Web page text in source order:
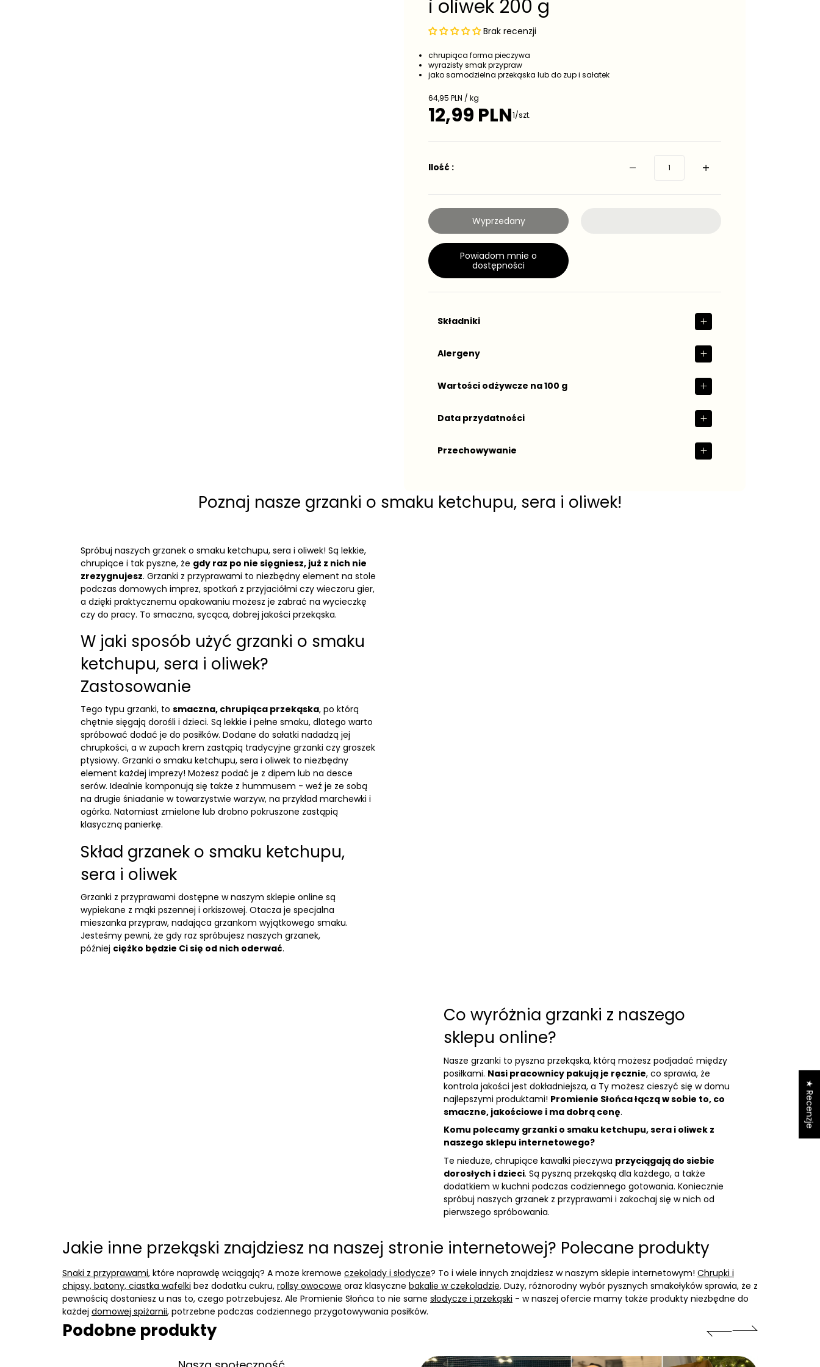
i oliwek 200 g
Brak recenzji
chrupiąca forma pieczywa
wyrazisty smak przypraw
jako samodzielna przekąska lub do zup i sałatek
C
e
n
t
o
w
a
64,95 PLN / kg
C
n
r
e
u
a
r
a
12,99 PLN1/szt.
Ilość :
Wyprzedany
Powiadom mnie o
dostępności
Składniki
Alergeny
Wartości odżywcze na 100 g
Data przydatności
Przechowywanie
Poznaj nasze grzanki o smaku ketchupu, sera i oliwek!
Spróbuj naszych grzanek o smaku ketchupu, sera i oliwek! Są lekkie,
chrupiące i tak pyszne, że gdy raz po nie sięgniesz, już z nich nie
zrezygnujesz. Grzanki z przyprawami to niezbędny element na stole
podczas domowych imprez, spotkań z przyjaciółmi czy wieczoru gier,
a dzięki praktycznemu opakowaniu możesz je zabrać na wycieczkę
czy do pracy. To smaczna, sycąca, dobrej jakości przekąska.
W jaki sposób użyć grzanki o smaku
ketchupu, sera i oliwek?
Zastosowanie
Tego typu grzanki, to smaczna, chrupiąca przekąska, po którą
chętnie sięgają dorośli i dzieci. Są lekkie i pełne smaku, dlatego warto
spróbować dodać je do posiłków. Dodane do sałatki nadadzą jej
chrupkości, a w zupach krem zastąpią tradycyjne grzanki czy groszek
ptysiowy. Grzanki o smaku ketchupu, sera i oliwek to niezbędny
element każdej imprezy! Możesz podać je z dipem lub na desce
serów. Idealnie komponują się także z hummusem - weź je ze sobą
na drugie śniadanie w towarzystwie warzyw, na przykład marchewki i
ogórka. Natomiast zmielone lub drobno pokruszone zastąpią
klasyczną panierkę.
Skład grzanek o smaku ketchupu,
sera i oliwek
Grzanki z przyprawami dostępne w naszym sklepie online są
wypiekane z mąki pszennej i orkiszowej. Otacza je specjalna
mieszanka przypraw, nadająca grzankom wyjątkowego smaku.
Jesteśmy pewni, że gdy raz spróbujesz naszych grzanek,
później ciężko będzie Ci się od nich oderwać.
Co wyróżnia grzanki z naszego
sklepu online?
Nasze grzanki to pyszna przekąska, którą możesz podjadać między
posiłkami. Nasi pracownicy pakują je ręcznie, co sprawia, że
kontrola jakości jest dokładniejsza, a Ty możesz cieszyć się w domu
najlepszymi produktami! Promienie Słońca łączą w sobie to, co
smaczne, jakościowe i ma dobrą cenę.
Komu polecamy grzanki o smaku ketchupu, sera i oliwek z
naszego sklepu internetowego?
Te nieduże, chrupiące kawałki pieczywa przyciągają do siebie
dorosłych i dzieci. Są pyszną przekąską dla każdego, a także
dodatkiem w kuchni podczas codziennego gotowania. Koniecznie
spróbuj naszych grzanek z przyprawami i zakochaj się w nich od
pierwszego spróbowania.
Jakie inne przekąski znajdziesz na naszej stronie internetowej? Polecane produkty
Snaki z przyprawami, które naprawdę wciągają? A może kremowe czekolady i słodycze? To i wiele innych znajdziesz w naszym sklepie internetowym! Chrupki i
chipsy, batony, ciastka wafelki bez dodatku cukru, rollsy owocowe oraz klasyczne bakalie w czekoladzie. Duży, różnorodny wybór pysznych smakołyków sprawia, że z
pewnością dostaniesz u nas to, czego potrzebujesz. Ale Promienie Słońca to nie same słodycze i przekąski - w naszej ofercie mamy także produkty niezbędne do
każdej domowej spiżarnii, potrzebne podczas codziennego przygotowywania posiłków.
Podobne produkty
★ Recenzje